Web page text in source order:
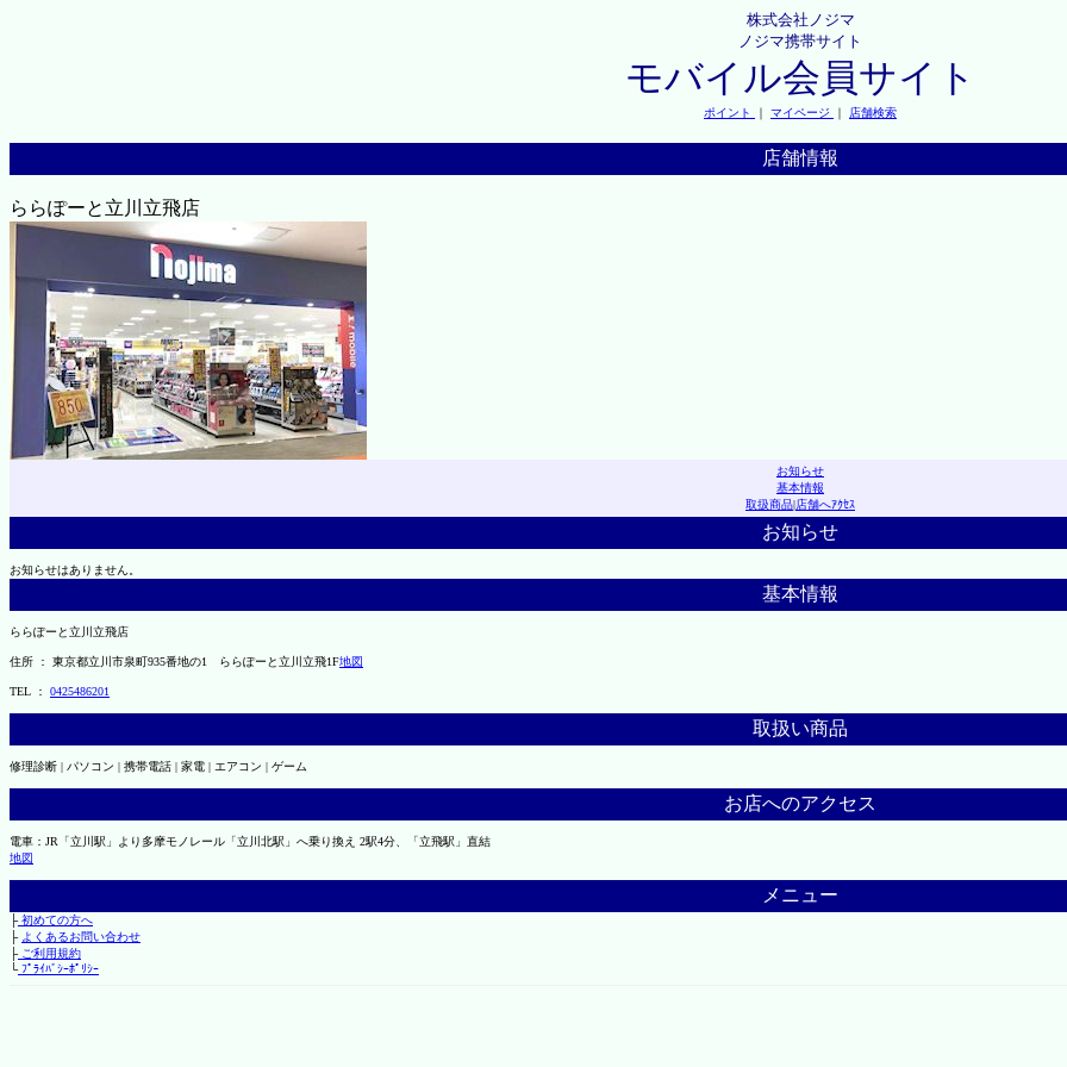
株式会社ノジマ
ノジマ携帯サイト
モバイル会員サイト
ポイント ｜ マイページ ｜ 店舗検索
店舗情報
ららぽーと立川立飛店
お知らせ
基本情報
取扱商品|店舗へｱｸｾｽ
お知らせ
お知らせはありません。
基本情報
ららぽーと立川立飛店
住所 ： 東京都立川市泉町935番地の1 ららぽーと立川立飛1F地図
TEL ： 0425486201
取扱い商品
修理診断 | パソコン | 携帯電話 | 家電 | エアコン | ゲーム
お店へのアクセス
電車：JR「立川駅」より多摩モノレール「立川北駅」へ乗り換え 2駅4分、「立飛駅」直結
地図
メニュー
├初めての方へ
├ よくあるお問い合わせ
├ご利用規約
└ﾌﾟﾗｲﾊﾞｼｰﾎﾟﾘｼｰ